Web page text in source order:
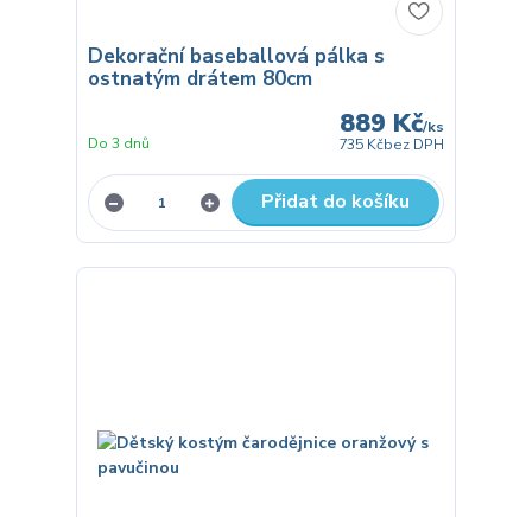
Dekorační baseballová pálka s
ostnatým drátem 80cm
889 Kč/ks
735 Kčbez DPH
Do 3 dnů
Přidat do košíku